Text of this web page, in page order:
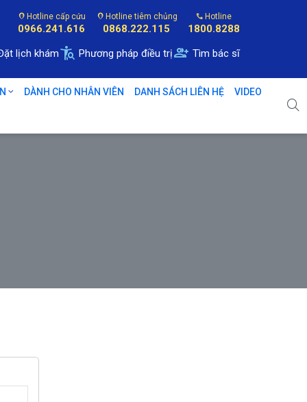
location_on Hotline cấp cứu
0966.241.616
location_on Hotline tiêm chủng
0868.222.115
call Hotline
1800.8288
lịch khámconditions Phương pháp điều trịgroup_add Tìm bác sĩ
DÀNH CHO NHÂN VIÊN DANH SÁCH LIÊN HỆ VIDEO